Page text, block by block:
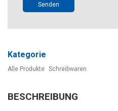
Senden
Kategorie
Alle Produkte Schreibwaren
BESCHREIBUNG